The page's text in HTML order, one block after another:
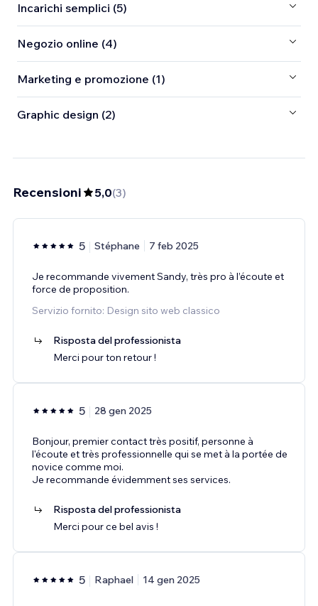
Incarichi semplici (5)
Negozio online (4)
Marketing e promozione (1)
Graphic design (2)
Recensioni 5,0(3)
5 Stéphane 7 feb 2025
Je recommande vivement Sandy, très pro à l’écoute et
force de proposition.
Servizio fornito: Design sito web classico
Risposta del professionista
Merci pour ton retour !
5 28 gen 2025
Bonjour, premier contact très positif, personne à
l'écoute et très professionnelle qui se met à la portée de
novice comme moi.
Je recommande évidemment ses services.
Risposta del professionista
Merci pour ce bel avis !
5 Raphael 14 gen 2025